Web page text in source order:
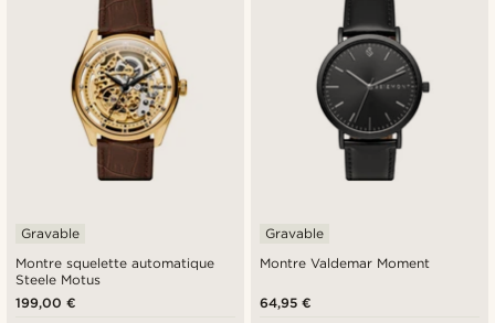
Montre squelette automatique
Steele Motus
Gravable
199,00 €
Montre Valdemar Moment
Gravable
64,95 €